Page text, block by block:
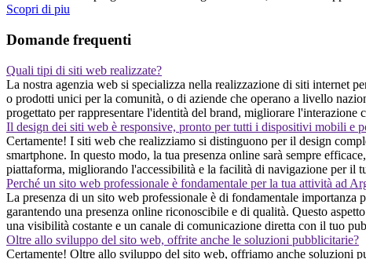
Scopri di piu
Domande frequenti
Quali tipi di siti web realizzate?
La nostra agenzia web si specializza nella realizzazione di siti internet
o prodotti unici per la comunità, o di aziende che operano a livello
progettato per rappresentare l'identità del brand, migliorare
Il design dei siti web è responsive, pronto per tutti i dispositivi mobili e
Certamente! I siti web che realizziamo si distinguono per il design
smartphone. In questo modo, la tua presenza online sarà sempre
piattaforma, migliorando l'accessibilità e la facilità di navigazione per il
Perché un sito web professionale è fondamentale per la tua attività ad
La presenza di un sito web professionale è di fondamentale
garantendo una presenza online riconoscibile e di qualità. Questo
una visibilità costante e un canale di comunicazione diretta con il tuo
Oltre allo sviluppo del sito web, offrite anche le soluzioni pubblicitarie?
Certamente! Oltre allo sviluppo del sito web, offriamo anche soluzioni